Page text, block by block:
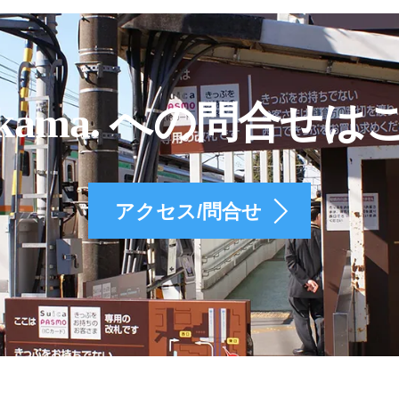
への問合せは
アクセス/問合せ